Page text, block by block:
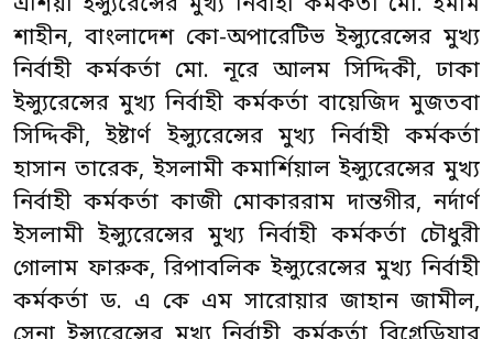
শাহীন, বাংলাদেশ কো-অপারেটিভ ইন্স্যুরেন্সের মুখ্য
নির্বাহী কর্মকর্তা মো. নূরে আলম সিদ্দিকী, ঢাকা
ইন্স্যুরেন্সের মুখ্য নির্বাহী কর্মকর্তা বায়েজিদ মুজতবা
সিদ্দিকী, ইষ্টার্ণ ইন্স্যুরেন্সের মুখ্য নির্বাহী কর্মকর্তা
হাসান তারেক, ইসলামী কমার্শিয়াল ইন্স্যুরেন্সের মুখ্য
নির্বাহী কর্মকর্তা কাজী মোকাররাম দান্তগীর, নর্দার্ণ
ইসলামী ইন্স্যুরেন্সের মুখ্য নির্বাহী কর্মকর্তা চৌধুরী
গোলাম ফারুক, রিপাবলিক ইন্স্যুরেন্সের মুখ্য নির্বাহী
কর্মকর্তা ড. এ কে এম সারোয়ার জাহান জামীল,